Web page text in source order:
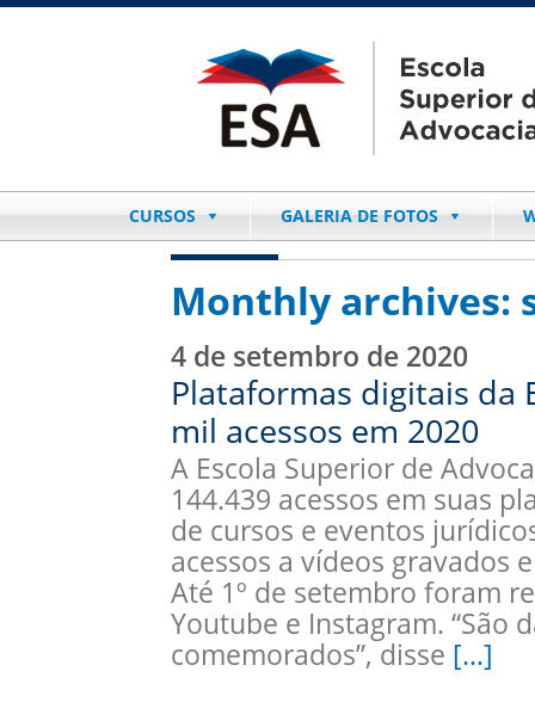
CURSOS GALERIA DE FOTOS
Monthly archives:
4 de setembro de 2020
Plataformas digitais da
mil acessos em 2020
A Escola Superior de
144.439 acessos em suas
de cursos e eventos
acessos a vídeos gravados
Até 1º de setembro foram
Youtube e Instagram. “São
comemorados”, disse […]